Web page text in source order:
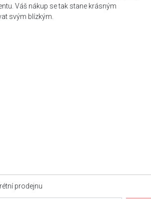
Váš nákup se tak stane krásným
svým blízkým.
prodejnu